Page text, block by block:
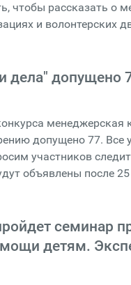
чтобы рассказать о
и волонтерских
дела" допущено
менеджерская
допущено 77. Все
участников
объявлены после
семинар
детям.